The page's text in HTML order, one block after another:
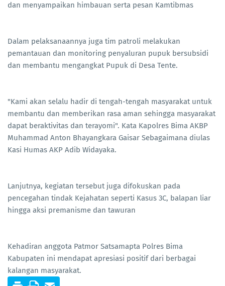
dan menyampaikan himbauan serta pesan Kamtibmas
Dalam pelaksanaannya juga tim patroli melakukan
pemantauan dan monitoring penyaluran pupuk bersubsidi
dan membantu mengangkat Pupuk di Desa Tente.
"Kami akan selalu hadir di tengah-tengah masyarakat untuk
membantu dan memberikan rasa aman sehingga masyarakat
dapat beraktivitas dan terayomi". Kata Kapolres Bima AKBP
Muhammad Anton Bhayangkara Gaisar Sebagaimana diulas
Kasi Humas AKP Adib Widayaka.
Lanjutnya, kegiatan tersebut juga difokuskan pada
pencegahan tindak Kejahatan seperti Kasus 3C, balapan liar
hingga aksi premanisme dan tawuran
Kehadiran anggota Patmor Satsamapta Polres Bima
Kabupaten ini mendapat apresiasi positif dari berbagai
kalangan masyarakat.